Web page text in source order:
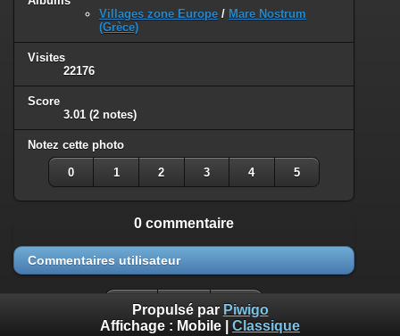
Villages zone Europe / Mare Nostrum
(Grèce)
Visites
22176
Score
3.01 (2 notes)
Notez cette photo
0 1 2 3 4 5
0 commentaire
Commentaires utilisateur
Propulsé par Piwigo
Affichage : Mobile Classique